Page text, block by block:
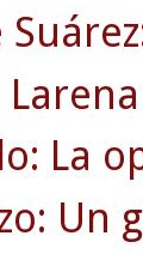
La
Un